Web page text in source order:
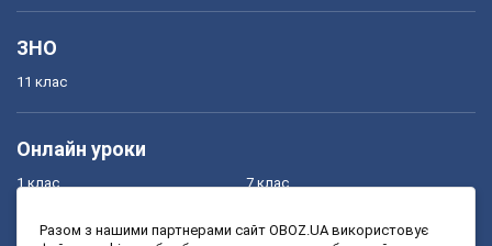
ЗНО
11 клас
Онлайн уроки
1 клас 7 клас
Разом з нашими партнерами сайт OBOZ.UA використовує